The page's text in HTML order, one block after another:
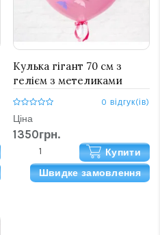
Кулька гігант 70 см з
гелієм з метеликами
0 відгук(ів)
Ціна
1350грн.
Купити
Швидке замовлення